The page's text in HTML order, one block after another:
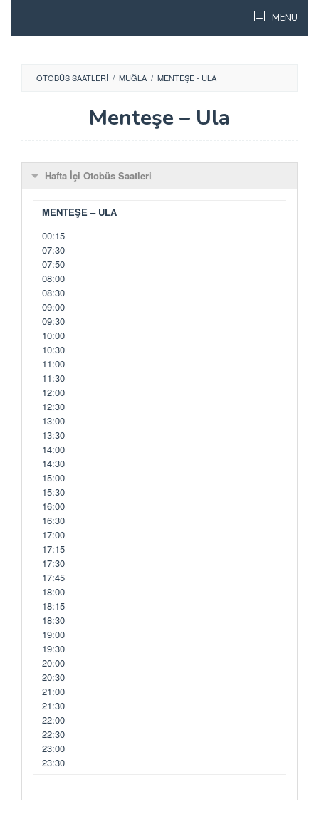
content
MENU
OTOBÜS SAATLERI / MUĞLA / MENTEŞE - ULA
Menteşe – Ula
Hafta İçi Otobüs Saatleri
MENTEŞE – ULA
00:15
07:30
07:50
08:00
08:30
09:00
09:30
10:00
10:30
11:00
11:30
12:00
12:30
13:00
13:30
14:00
14:30
15:00
15:30
16:00
16:30
17:00
17:15
17:30
17:45
18:00
18:15
18:30
19:00
19:30
20:00
20:30
21:00
21:30
22:00
22:30
23:00
23:30